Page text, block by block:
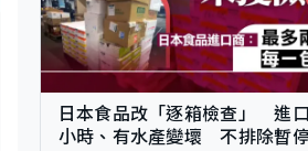
日本食品改「逐箱檢查」 進
小時、有水產變壞 不排除暫